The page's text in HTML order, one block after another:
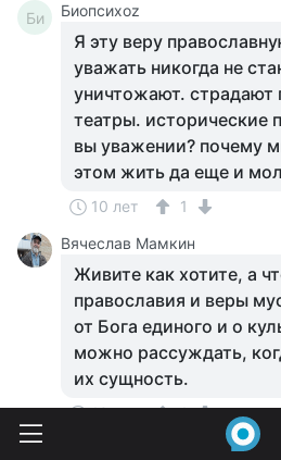
Би Биопсихоz
Я эту веру
уважать никогда не
уничтожают. страдают
театры. исторические
вы уважении? почему
этом жить да еще и
10 лет
1
Вячеслав Мамкин
Живите как хотите, а
православия и веры
от Бога единого и о
можно рассуждать,
их сущность.
10 лет 1